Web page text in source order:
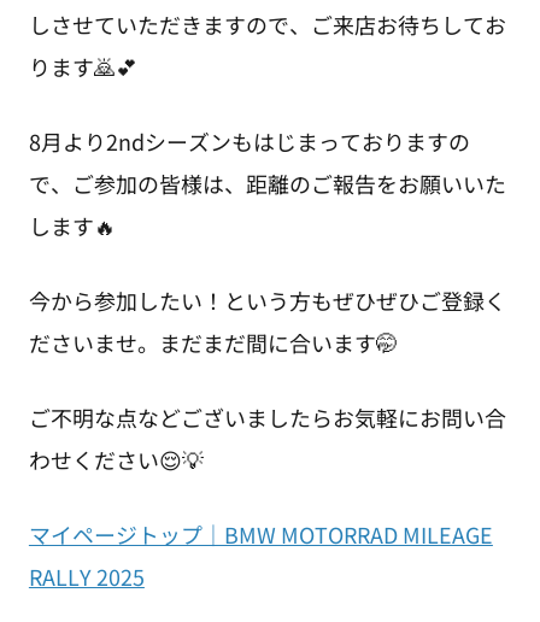
しさせていただきますので、ご来店お待ちしてお
ります🙇💕
8月より2ndシーズンもはじまっておりますの
で、ご参加の皆様は、距離のご報告をお願いいた
します🔥
今から参加したい！という方もぜひぜひご登録く
ださいませ。まだまだ間に合います🤭
ご不明な点などございましたらお気軽にお問い合
わせください😌💡
マイページトップ｜BMW MOTORRAD MILEAGE
RALLY 2025